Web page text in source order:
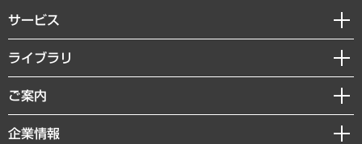
サービス
経営戦略
組織・人事戦略
デジタルイノベーション
ライブラリ
経済調査
レポート
コラム
ご案内
セミナー・イベント情報
企業情報